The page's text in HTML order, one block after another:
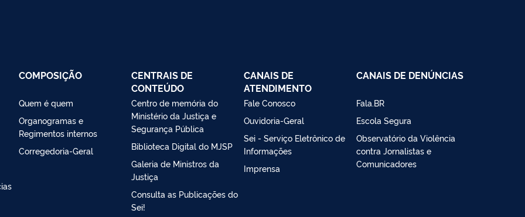
COMPOSIÇÃO
Quem é quem
Organogramas e
Regimentos internos
Corregedoria-Geral
CENTRAIS DE
CONTEÚDO
Centro de memória do
Ministério da Justiça e
Segurança Pública
Biblioteca Digital do MJSP
Galeria de Ministros da
Justiça
Consulta as Publicações do
Sei!
CANAIS DE
ATENDIMENTO
Fale Conosco
Ouvidoria-Geral
Sei - Serviço Eletrônico de
Informações
Imprensa
CANAIS DE DENÚNCIAS
Fala.BR
Escola Segura
Observatório da Violência
contra Jornalistas e
Comunicadores